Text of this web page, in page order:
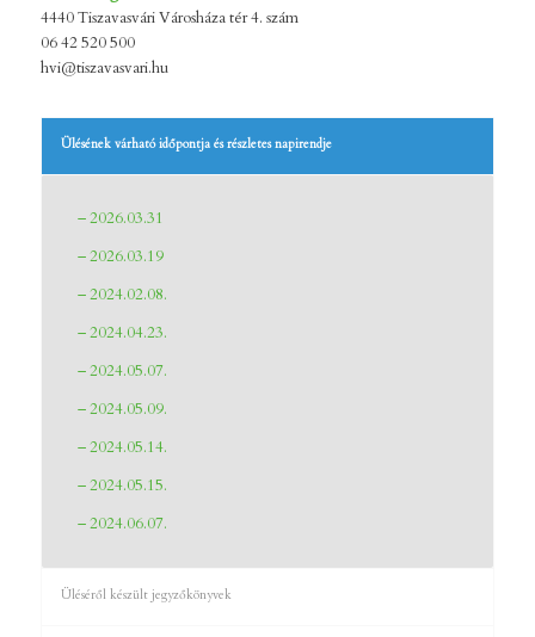
4440 Tiszavasvári Városháza tér 4. szám
06 42 520 500
hvi@tiszavasvari.hu
Ülésének várható időpontja és részletes napirendje
– 2026.03.31
– 2026.03.19
– 2024.02.08.
– 2024.04.23.
– 2024.05.07.
– 2024.05.09.
– 2024.05.14.
– 2024.05.15.
– 2024.06.07.
Üléséről készült jegyzőkönyvek